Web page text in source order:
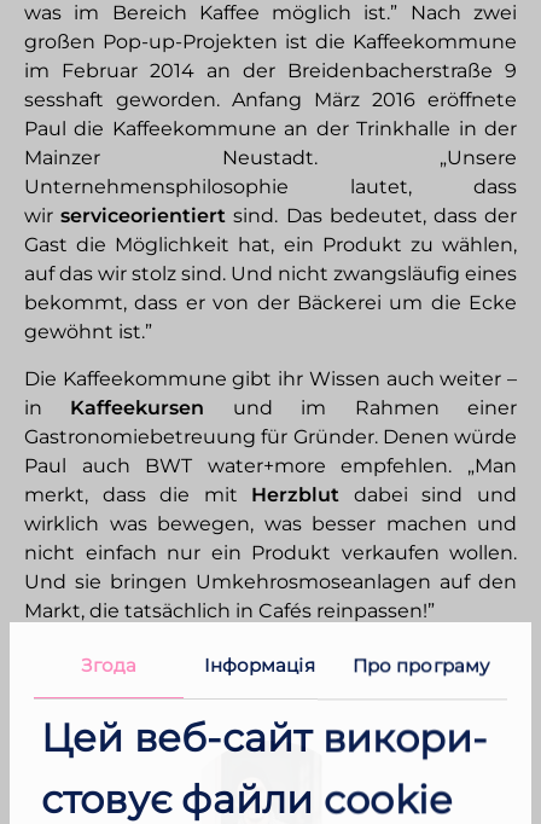
Згода Інфор­мація Про програму
Цей веб-​сайт вико­ри­
стовує файли cookie
was im Bereich Kaffee möglich ist.” Nach zwei
großen Pop-​up-Projekten ist die Kaffeekommune
im Februar 2014 an der Breidenbacherstraße 9
sesshaft geworden. Anfang März 2016 eröffnete
Paul die Kaffeekommune an der Trinkhalle in der
Mainzer Neustadt. „Unsere
Unternehmensphilosophie lautet, dass
wirserviceorientiert sind. Das bedeutet, dass der
Gast die Möglichkeit hat, ein Produkt zu wählen,
auf das wir stolz sind. Und nicht zwangsläufig eines
bekommt, dass er von der Bäckerei um die Ecke
gewöhnt ist.”
Die Kaffeekommune gibt ihr Wissen auch weiter –
in Kaffeekursen und im Rahmen einer
Gastronomiebetreuung für Gründer. Denen würde
Paul auch BWT water+more empfehlen. „Man
merkt, dass die mit Herzblut dabei sind und
wirklich was bewegen, was besser machen und
nicht einfach nur ein Produkt verkaufen wollen.
Und sie bringen Umkehrosmoseanlagen auf den
Markt, die tatsächlich in Cafés reinpassen!”